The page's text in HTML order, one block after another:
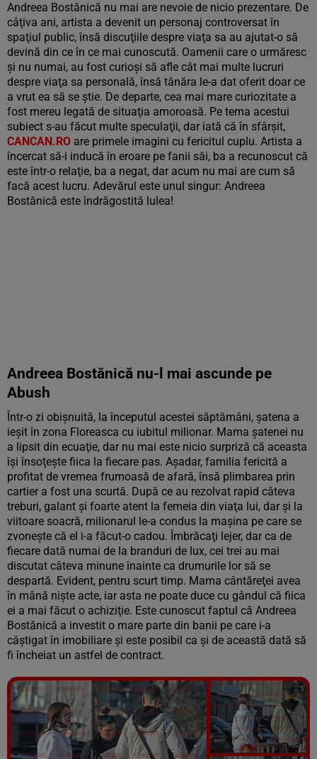
Andreea Bostănică nu mai are nevoie de nicio prezentare. De
câţiva ani, artista a devenit un personaj controversat în
spaţiul public, însă discuţiile despre viaţa sa au ajutat-o să
devină din ce în ce mai cunoscută. Oamenii care o urmăresc
şi nu numai, au fost curioşi să afle cât mai multe lucruri
despre viaţa sa personală, însă tânăra le-a dat oferit doar ce
a vrut ea să se ştie. De departe, cea mai mare curiozitate a
fost mereu legată de situaţia amoroasă. Pe tema acestui
subiect s-au făcut multe speculaţii, dar iată că în sfârşit,
CANCAN.RO are primele imagini cu fericitul cuplu. Artista a
încercat să-i inducă în eroare pe fanii săi, ba a recunoscut că
este într-o relaţie, ba a negat, dar acum nu mai are cum să
facă acest lucru. Adevărul este unul singur: Andreea
Bostănică este îndrăgostită lulea!
Andreea Bostănică nu-l mai ascunde pe
Abush
Într-o zi obişnuită, la începutul acestei săptămâni, şatena a
ieşit în zona Floreasca cu iubitul milionar. Mama şatenei nu
a lipsit din ecuaţie, dar nu mai este nicio surpriză că aceasta
îşi însoţeşte fiica la fiecare pas. Aşadar, familia fericită a
profitat de vremea frumoasă de afară, însă plimbarea prin
cartier a fost una scurtă. După ce au rezolvat rapid câteva
treburi, galant şi foarte atent la femeia din viaţa lui, dar şi la
viitoare soacră, milionarul le-a condus la maşina pe care se
zvoneşte că el i-a făcut-o cadou. Îmbrăcaţi lejer, dar ca de
fiecare dată numai de la branduri de lux, cei trei au mai
discutat câteva minune înainte ca drumurile lor să se
despartă. Evident, pentru scurt timp. Mama cântăreţei avea
în mână nişte acte, iar asta ne poate duce cu gândul că fiica
ei a mai făcut o achiziţie. Este cunoscut faptul că Andreea
Bostănică a investit o mare parte din banii pe care i-a
câştigat în imobiliare şi este posibil ca şi de această dată să
fi încheiat un astfel de contract.